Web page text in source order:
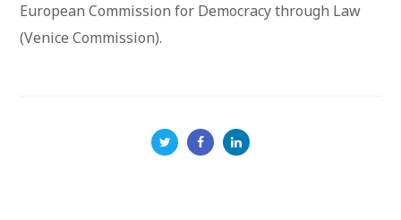
European Commission for Democracy through Law
(Venice Commission).